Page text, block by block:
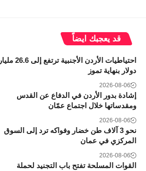
قد يعجبك ايضاً
احتياطيات الأردن الأجنبية ترتفع إلى 26.6 مليار
دولار بنهاية تموز
2026-08-06
إشادة بدور الأردن في الدفاع عن القدس
ومقدساتها خلال اجتماع عمّان
2026-08-06
نحو 3 آلاف طن خضار وفواكه ترد إلى السوق
المركزي في عمان
2026-08-06
القوات المسلحة تفتح باب التجنيد لحملة